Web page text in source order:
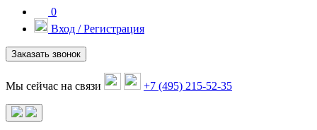
0
Вход / Регистрация
Заказать звонок
Мы сейчас на связи +7 (495) 215-52-35